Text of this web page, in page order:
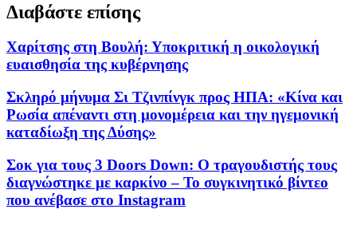
Διαβάστε επίσης
Χαρίτσης στη Βουλή: Υποκριτική η οικολογική
ευαισθησία της κυβέρνησης
Σκληρό μήνυμα Σι Τζινπίνγκ προς ΗΠΑ: «Κίνα και
Ρωσία απέναντι στη μονομέρεια και την ηγεμονική
καταδίωξη της Δύσης»
Σοκ για τους 3 Doors Down: Ο τραγουδιστής τους
διαγνώστηκε με καρκίνο – Το συγκινητικό βίντεο
που ανέβασε στο Instagram